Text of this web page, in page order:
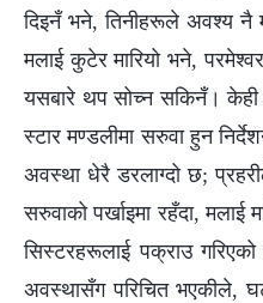
दिइनँ भने, तिनीहरूले अवश्य नै
मलाई कुटेर मारियो भने,
यसबारे थप सोच्न सकिनँ। केही
स्टार मण्डलीमा सरुवा हुन
अवस्था धेरै डरलाग्दो छ;
सरुवाको पर्खाइमा रहँदा,
सिस्टरहरूलाई पक्राउ
अवस्थासँग परिचित भएकीले,